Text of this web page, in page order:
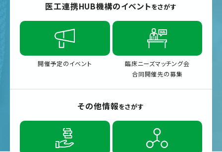
医工連携HUB機構のイベントをさがす
開催予定のイベント
臨床ニーズマッチング会
合同開催先の募集
その他情報をさがす